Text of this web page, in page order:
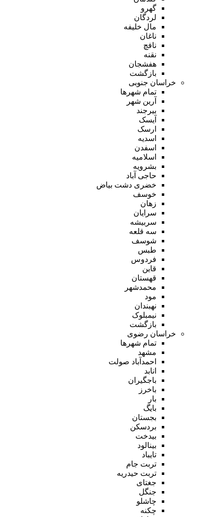
گهرو
لردگان
مال خلیفه
ناغان
نافچ
نقنه
هفشجان
بازگشت
خراسان جنوبی
تمام شهر‌ها
آرین شهر
بیرجند
آیسک
ارسک
اسدیه
اسفدن
اسلامیه
بشرویه
حاجی آباد
خضری دشت بیاض
خوسف
زهان
سرایان
سربیشه
سه قلعه
شوسف
طبس
فردوس
قاین
قهستان
محمدشهر
مود
نهبندان
نیمبلوک
بازگشت
خراسان رضوی
تمام شهر‌ها
مشهد
احمدآباد صولت
انابد
باجگیران
باخرز
بار
بایگ
بجستان
بردسکن
بیدخت
بینالود
تایباد
تربت جام
تربت حیدریه
جغتای
جنگل
چاشلو
چکنه